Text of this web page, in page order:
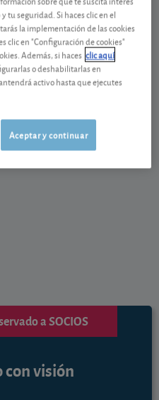
Nasdaq un 3,1%. En
mantuvieron estables,
el sector tecnológico.
de mayor
pulse en el
a SOCIOS
visión
tu seguridad. Si haces clic en el
la implementación de las cookies
clic en "Configuración de cookies"
Además, si haces clic aquí
o deshabilitarlas en
activo hasta que ejecutes
Aceptar y continuar